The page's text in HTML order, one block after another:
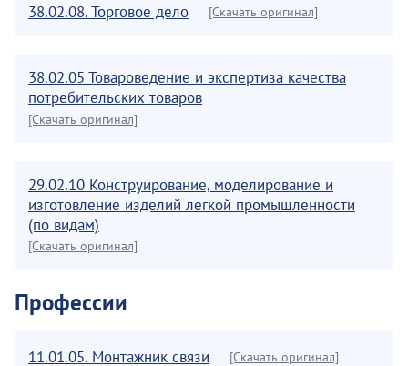
38.02.08. Торговое дело [Скачать оригинал]
38.02.05 Товароведение и экспертиза качества
потребительских товаров
[Скачать оригинал]
29.02.10 Конструирование, моделирование и
изготовление изделий легкой промышленности
(по видам)
[Скачать оригинал]
Профессии
11.01.05. Монтажник связи [Скачать оригинал]